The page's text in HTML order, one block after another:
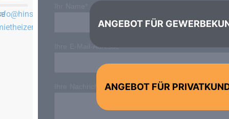
ANGEBOT FÜR
ANGEBOT FÜR
Ihre E-Mail-Adresse*